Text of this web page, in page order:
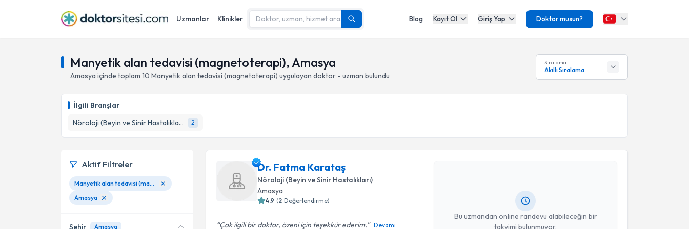
Uzmanlar Klinikler Blog Kayıt Ol Giriş Yap Doktor musun?
Manyetik alan tedavisi (magnetoterapi), Amasya
Amasya içinde toplam 10 Manyetik alan tedavisi (magnetoterapi) uygulayan doktor - uzman bulundu
Sıralama
Akıllı Sıralama
İlgili Branşlar
Nöroloji (Beyin ve Sinir Hastalıkları)
2
Dr. Fatma Karataş
Nöroloji (Beyin ve Sinir Hastalıkları)
Amasya
4.9 (2 Değerlendirme)
Çok ilgili bir doktor, özeni için teşekkür ederim. Devamı
Bu uzmandan online randevu alabileceğin bir
takvimi bulunmuyor.
Dr. Fatma Karataş
Aktif Filtreler
Manyetik alan tedavisi (magnetoterapi)
Amasya
Şehir Amasya